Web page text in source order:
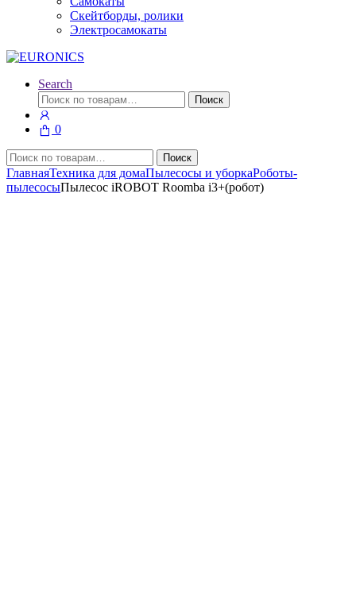
Скейтборды, ролики
Электросамокаты
Search
Искать:
Поиск
0
Искать:
Поиск
ГлавнаяТехника для домаПылесосы и уборкаРоботы-
пылесосыПылесос iROBOT Roomba i3+(робот)